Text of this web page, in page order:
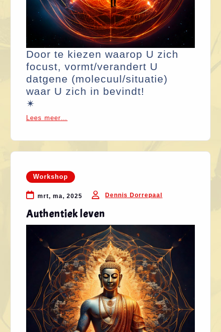
Door te kiezen waarop U zich
focust, vormt/verandert U
datgene (molecuul/situatie)
waar U zich in bevindt!
✴
Lees meer…
Workshop
mrt, ma, 2025 Dennis Dorrepaal
Authentiek leven